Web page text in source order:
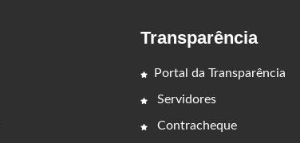
Transparência
Portal da Transparência
Servidores
Contracheque